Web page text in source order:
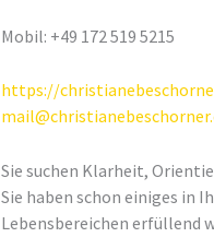
Mobil: +49 172 519 5215
https://
Sie suchen Klarheit,
Sie haben schon einiges in
Lebensbereichen erfüllend